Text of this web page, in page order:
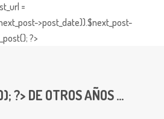
=
>post_date)).$next_post-
?>
?> DE OTROS AÑOS ...